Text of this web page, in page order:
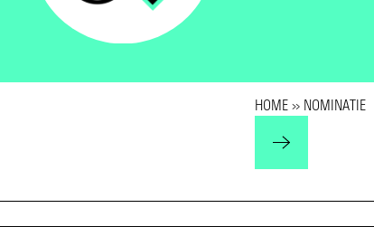
HOME » NOMINATIE